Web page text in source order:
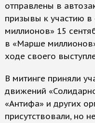
отправлены в
призывы к участию
миллионов» 15
в «Марше
ходе своего
В митинге приняли
движений
«Антифа» и других
присутствовали, но